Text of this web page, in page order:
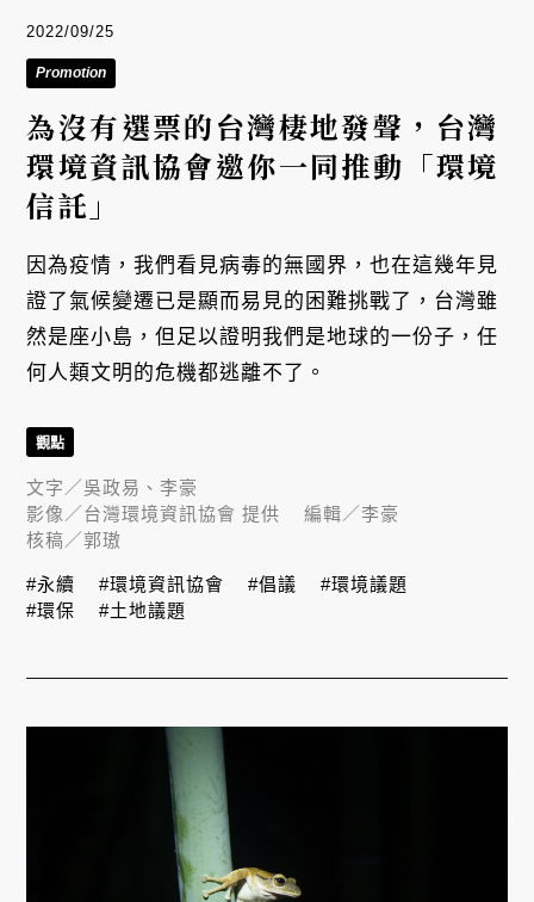
2022/09/25
Promotion
為沒有選票的台灣棲地發聲，台灣
環境資訊協會邀你一同推動「環境
信託」
因為疫情，我們看見病毒的無國界，也在這幾年見
證了氣候變遷已是顯而易見的困難挑戰了，台灣雖
然是座小島，但足以證明我們是地球的一份子，任
何人類文明的危機都逃離不了。
觀點
文字／吳政易、李豪
影像／台灣環境資訊協會 提供 編輯／李豪
核稿／郭璈
#永續 #環境資訊協會 #倡議
#環境議題
#環保
#土地議題